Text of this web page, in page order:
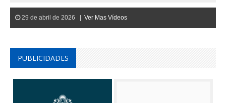
29 de abril de 2026 | Ver Mas Vídeos
PUBLICIDADES